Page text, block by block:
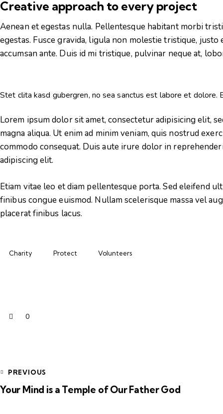
Creative approach to every project
Aenean et egestas nulla. Pellentesque habitant morbi
egestas. Fusce gravida, ligula non molestie tristique,
accumsan ante. Duis id mi tristique, pulvinar neque at,
Stet clita kasd gubergren, no sea sanctus est labore et dolore.
Lorem ipsum dolor sit amet, consectetur adipisicing elit,
magna aliqua. Ut enim ad minim veniam, quis nostrud
commodo consequat. Duis aute irure dolor in
adipiscing elit.
Etiam vitae leo et diam pellentesque porta. Sed eleifend
finibus congue euismod. Nullam scelerisque massa vel
placerat finibus lacus.
Charity Protect Volunteers
0
PREVIOUS
Your Mind is a Temple of Our Father God